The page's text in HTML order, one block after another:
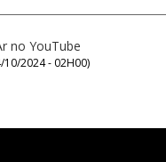
no YouTube
10/2024 - 02H00)